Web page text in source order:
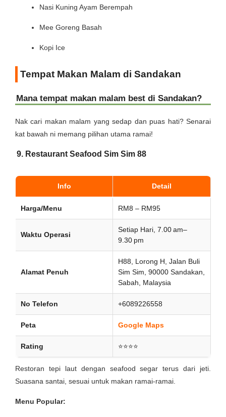
Nasi Kuning Ayam Berempah
Mee Goreng Basah
Kopi Ice
Tempat Makan Malam di Sandakan
Mana tempat makan malam best di Sandakan?
Nak cari makan malam yang sedap dan puas hati? Senarai
kat bawah ni memang pilihan utama ramai!
9. Restaurant Seafood Sim Sim 88
Info Detail
Harga/Menu RM8 – RM95
Waktu Operasi
Setiap Hari, 7.00 am–
9.30 pm
Alamat Penuh
H88, Lorong H, Jalan Buli
Sim Sim, 90000 Sandakan,
Sabah, Malaysia
No Telefon +6089226558
Peta Google Maps
Rating ⭐⭐⭐⭐
Restoran tepi laut dengan seafood segar terus dari jeti.
Suasana santai, sesuai untuk makan ramai-ramai.
Menu Popular: